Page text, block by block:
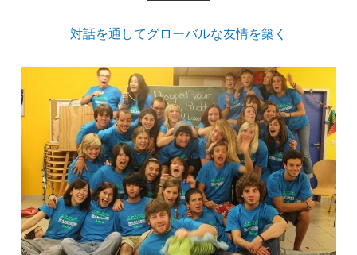
対話を通してグローバルな友情を築く